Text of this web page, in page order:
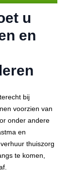
u
en
bij
voorzien van
onder andere
en
thuiszorg
te komen,